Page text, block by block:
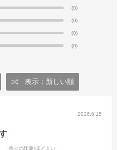
(0)
(0)
(0)
(0)
表示：新しい順
2026.6.15
香りの印象:ほどよい